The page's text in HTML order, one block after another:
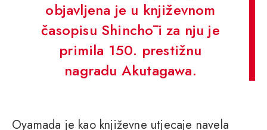
objavljena je u književnom
časopisu Shinchō i za nju je
primila 150. prestižnu
nagradu Akutagawa.
Oyamada je kao književne utjecaje navela